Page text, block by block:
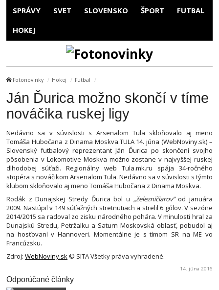
SPRÁVY SVET SLOVENSKO ŠPORT FUTBAL
HOKEJ
Fotonovinky Hokej Futbal
Ján Ďurica možno skončí v tíme
nováčika ruskej ligy
Nedávno sa v súvislosti s Arsenalom Tula skloňovalo aj meno
Tomáša Hubočana z Dinama Moskva.TULA 14. júna (WebNoviny.sk) –
Slovenský futbalový reprezentant Ján Ďurica po skončení svojho
pôsobenia v Lokomotive Moskva možno zostane v najvyššej ruskej
dlhodobej súťaži. Regionálny web Tula.mk.ru spája 34-ročného
stopéra s nováčikom Arsenalom Tula. Nedávno sa v súvislosti s týmto
klubom skloňovalo aj meno Tomáša Hubočana z Dinama Moskva.
Rodák z Dunajskej Stredy Ďurica bol u „železničiarov“od januára
2009. Nastúpil v 149 súťažných stretnutiach a strelil 6 gólov. V sezóne
2014/2015 sa radoval zo zisku národného pohára. V minulosti hral za
Dunajskú Stredu, Petržalku a Saturn Moskovská oblasť, pobudol aj
na hosťovaní v Hannoveri. Momentálne je s tímom SR na ME vo
Francúzsku.
Zdroj: WebNoviny.sk © SITA Všetky práva vyhradené.
14. júna 2016
Odporúčané články